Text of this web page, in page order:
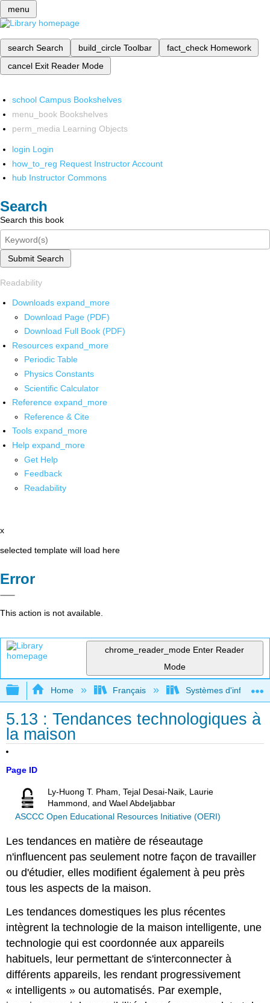
menu
search Search build_circle Toolbar fact_check Homework
cancel Exit Reader Mode
school Campus Bookshelves
menu_book Bookshelves
perm_media Learning Objects
login Login
how_to_reg Request Instructor Account
hub Instructor Commons
Search
Search this book
Submit Search
Readability
Downloads expand_more
Download Page (PDF)
Download Full Book (PDF)
Resources expand_more
Periodic Table
Physics Constants
Scientific Calculator
Reference expand_more
Reference & Cite
Tools expand_more
Help expand_more
Get Help
Feedback
Readability
x
selected template will load here
Error
This action is not available.
chrome_reader_mode Enter Reader
Mode
Expand/collapse global hierarchy
Home Français Systèmes
5.13 : Tendances technologiques à
la maison
Page ID
Ly-Huong T. Pham, Tejal Desai-Naik, Laurie
Hammond, and Wael Abdeljabbar
ASCCC Open Educational Resources Initiative (OERI)
Les tendances en matière de réseautage
n'influencent pas seulement notre façon de travailler
ou d'étudier, elles modifient également à peu près
tous les aspects de la maison.
Les tendances domestiques les plus récentes
intègrent la technologie de la maison intelligente, une
technologie qui est coordonnée aux appareils
habituels, leur permettant de s'interconnecter à
différents appareils, les rendant progressivement
« intelligents » ou automatisés. Par exemple,